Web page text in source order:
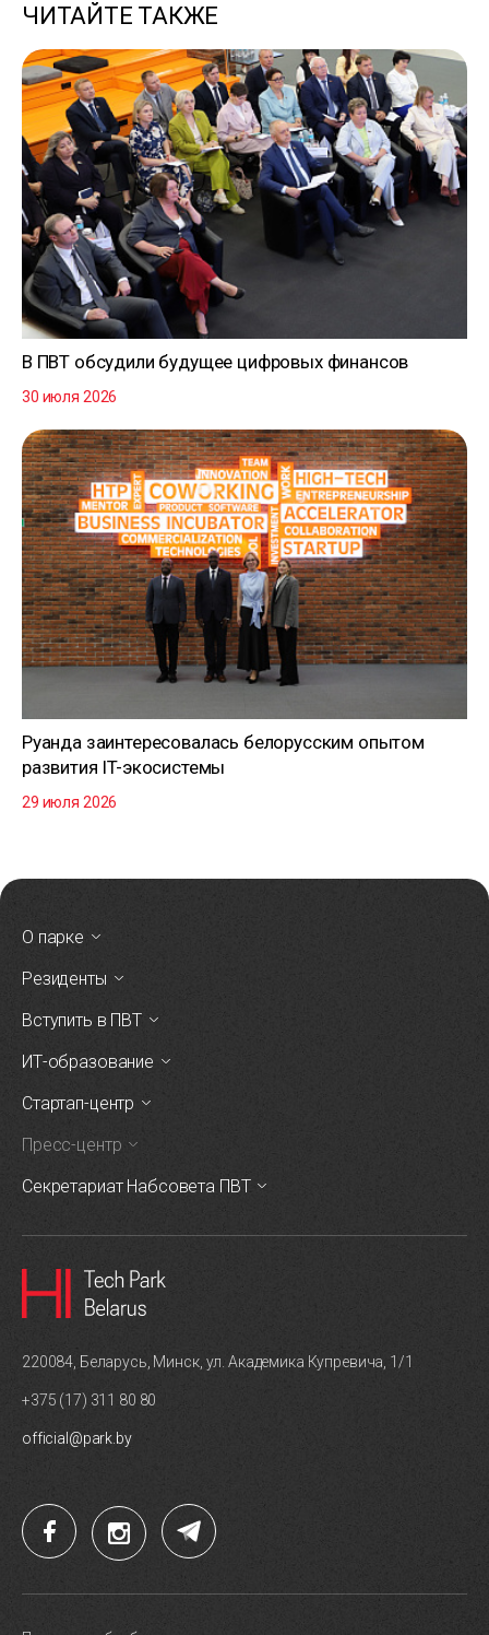
ЧИТАЙТЕ ТАКЖЕ
В ПВТ обсудили будущее цифровых финансов
30 июля 2026
Руанда заинтересовалась белорусским опытом
развития IT-экосистемы
29 июля 2026
О парке
Резиденты
Вступить в ПВТ
ИТ-образование
Стартап-центр
Пресс-центр
Секретариат Набсовета ПВТ
220084, Беларусь, Минск, ул. Академика Купревича, 1/1
+375 (17) 311 80 80
official@park.by